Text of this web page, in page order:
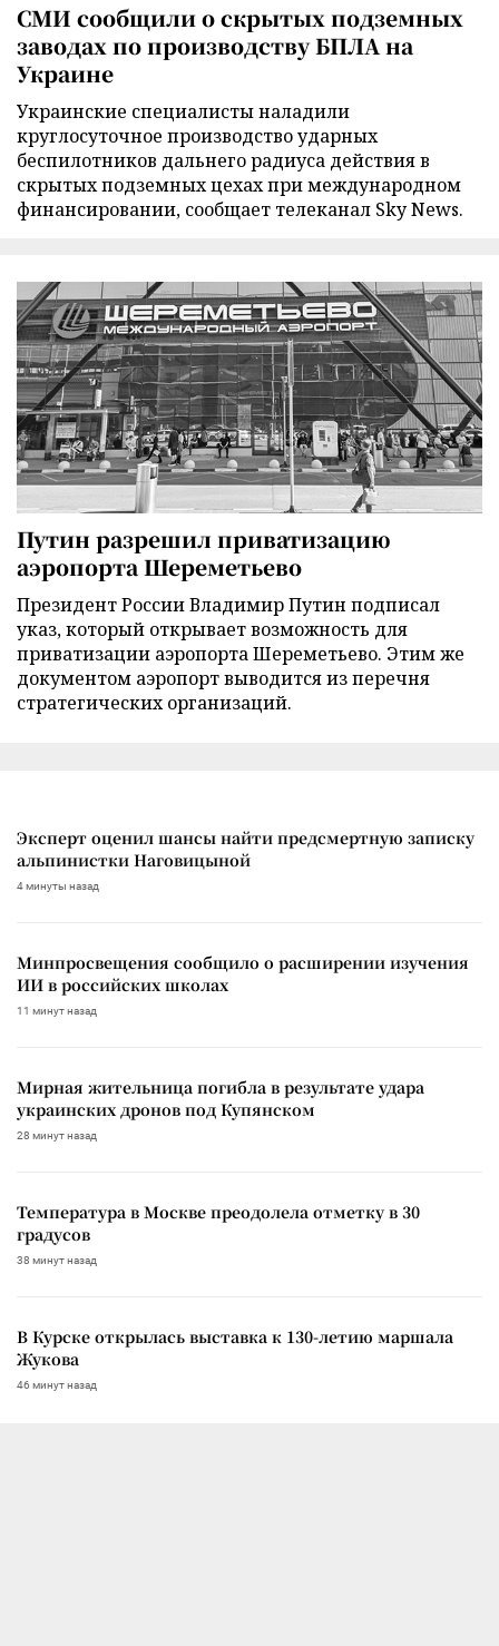
СМИ сообщили о скрытых подземных
заводах по производству БПЛА на
Украине
Украинские специалисты наладили
круглосуточное производство ударных
беспилотников дальнего радиуса действия в
скрытых подземных цехах при международном
финансировании, сообщает телеканал Sky News.
Путин разрешил приватизацию
аэропорта Шереметьево
Президент России Владимир Путин подписал
указ, который открывает возможность для
приватизации аэропорта Шереметьево. Этим же
документом аэропорт выводится из перечня
стратегических организаций.
Эксперт оценил шансы найти предсмертную записку
альпинистки Наговицыной
4 минуты назад
Минпросвещения сообщило о расширении изучения
ИИ в российских школах
11 минут назад
Мирная жительница погибла в результате удара
украинских дронов под Купянском
28 минут назад
Температура в Москве преодолела отметку в 30
градусов
38 минут назад
В Курске открылась выставка к 130-летию маршала
Жукова
46 минут назад